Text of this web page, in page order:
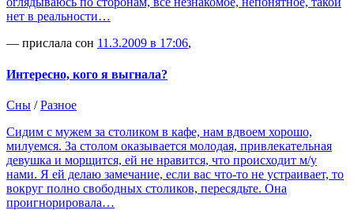
нет в реальности…
— прислала сон 11.3.2009 в 17:06,
Интересно, кого я выгнала?
Сны /Разное
Сидим с мужем за столиком в кафе, нам вдвоем хорошо,
милуемся. За столом оказывается молодая, привлекательная
девушка и морщится, ей не нравится, что происходит м/у
нами. Я ей делаю замечание, если вас что-то не устраивает, то
вокруг полно свободных столиков, пересядьте. Она
проигнорировала…